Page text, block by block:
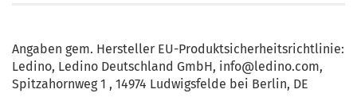
Angaben gem. Hersteller EU-Produktsicherheitsrichtlinie:
Ledino, Ledino Deutschland GmbH, info@ledino.com,
Spitzahornweg 1 , 14974 Ludwigsfelde bei Berlin, DE